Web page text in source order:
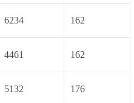
6234 162
4461 162
5132 176